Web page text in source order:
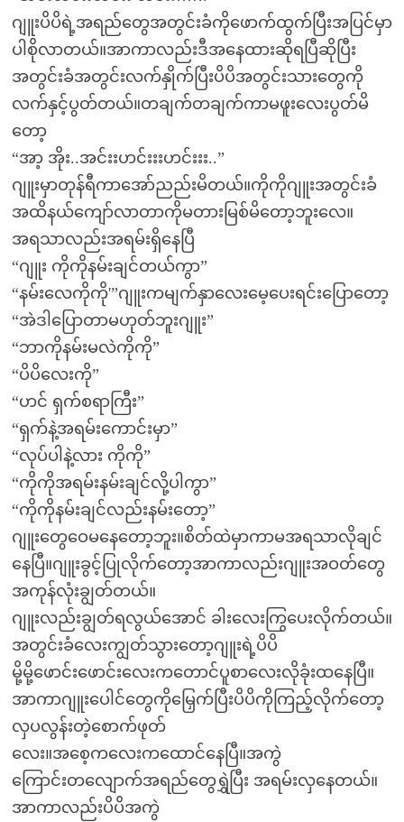
ဂျူးပိပိရဲ့အရည်တွေအတွင်းခံကိုဖောက်ထွက်ပြီးအပြင်မှာ
ပါစိုလာတယ်။အာကာလည်းဒီအနေထားဆိုရပြီဆိုပြီး
အတွင်းခံအတွင်းလက်နှိုက်ပြီးပိပိအတွင်းသားတွေကို
လက်နှင့်ပွတ်တယ်။တချက်တချက်ကာမဖူးလေးပွတ်မိ
တော့
“အာ့ အိုး..အင်းးဟင်းးးဟင်းးး..”
ဂျူးမှာတုန်ရီကာအော်ညည်းမိတယ်။ကိုကိုဂျူးအတွင်းခံ
အထိနယ်ကျော်လာတာကိုမတားမြစ်မိတော့ဘူးလေ။
အရသာလည်းအရမ်းရှိနေပြီ
“ဂျူး ကိုကိုနမ်းချင်တယ်ကွာ”
“နမ်းလေကိုကို'”ဂျူးကမျက်နှာလေးမေ့ပေးရင်းပြောတော့
“အဲဒါပြောတာမဟုတ်ဘူးဂျူး”
“ဘာကိုနမ်းမလဲကိုကို”
“ပိပိလေးကို”
“ဟင် ရှက်စရာကြီး”
“ရှက်နဲ့အရမ်းကောင်းမှာ”
“လုပ်ပါနဲ့လား ကိုကို”
“ကိုကိုအရမ်းနမ်းချင်လို့ပါကွာ”
“ကိုကိုနမ်းချင်လည်းနမ်းတော့”
ဂျူးတွေဝေမနေတော့ဘူး။စိတ်ထဲမှာကာမအရသာလိုချင်
နေပြီ။ဂျူးခွင့်ပြုလိုက်တော့အာကာလည်းဂျူးအဝတ်တွေ
အကုန်လုံးချွတ်တယ်။
ဂျူးလည်းချွတ်ရလွယ်အောင် ခါးလေးကြွပေးလိုက်တယ်။
အတွင်းခံလေးကျွတ်သွားတော့ဂျူးရဲ့ပိပိ
မို့မို့ဖောင်းဖောင်းလေးကတောင်ပူစာလေးလိုခုံးထနေပြီ။
အာကာဂျူးပေါင်တွေကိုမြှေက်ပြီးပိပိကိုကြည့်လိုက်တော့
လှပလွန်းတဲ့စောက်ဖုတ်
လေး။အစေ့ကလေးကထောင်နေပြီ။အကွဲ
ကြောင်းတလျောက်အရည်တွေရွှဲပြီး အရမ်းလှနေတယ်။
အာကာလည်းပိပိအကွဲ